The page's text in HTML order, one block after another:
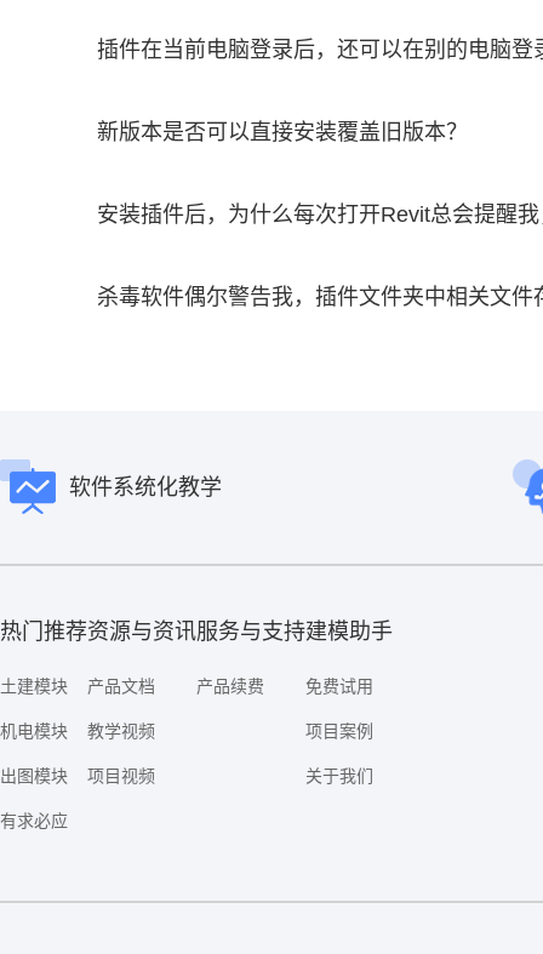
插件在当前电脑登录后，还可以在别的电脑登
新版本是否可以直接安装覆盖旧版本？
安装插件后，为什么每次打开Revit总会提醒
杀毒软件偶尔警告我，插件文件夹中相关文
软件系统化教学
热门推荐
土建模块
机电模块
出图模块
有求必应
资源与资讯
产品文档
教学视频
项目视频
服务与支持
产品续费
建模助手
免费试用
项目案例
关于我们